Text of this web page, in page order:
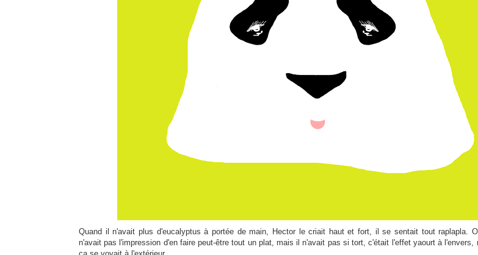
Quand il n'avait plus d'eucalyptus à portée de main, Hector le criait haut et fort, il se sentait tout raplapla.
n'avait pas l'impression d'en faire peut-être tout un plat, mais il n'avait pas si tort, c'était l'effet yaourt à l'envers,